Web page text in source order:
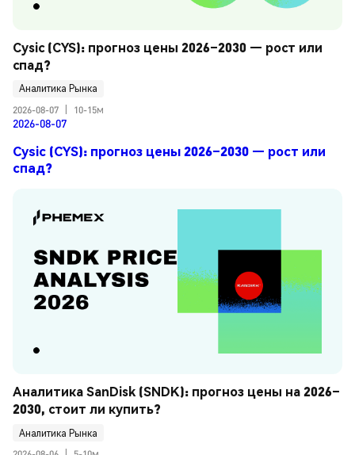
Cysic (CYS): прогноз цены 2026–2030 — рост или
спад?
Аналитика Рынка
2026-08-07
10-15м
2026-08-07
Cysic (CYS): прогноз цены 2026–2030 — рост или
спад?
Аналитика SanDisk (SNDK): прогноз цены на 2026–
2030, стоит ли купить?
Аналитика Рынка